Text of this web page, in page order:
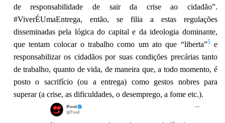
de responsabilidade de sair da crise ao cidadão”.
#ViverÉUmaEntrega, então, se filia a estas regulações
disseminadas pela lógica do capital e da ideologia dominante,
que tentam colocar o trabalho como um ato que “liberta”5e
responsabilizar os cidadãos por suas condições precárias tanto
de trabalho, quanto de vida, de maneira que, a todo momento, é
posto o sacrifício (ou a entrega) como gestos nobres para
superar (a crise, as dificuldades, o desemprego, a fome etc.).